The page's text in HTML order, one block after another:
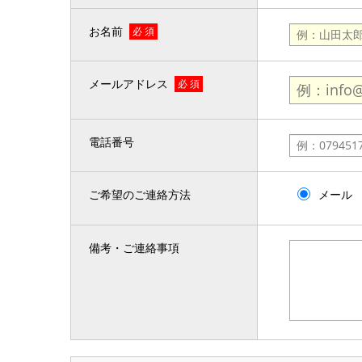
お名前 必 須
メールアドレス 必 須
電話番号
ご希望のご連絡方法 メール
備考・ご連絡事項